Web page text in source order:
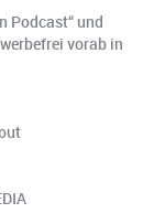
Podcast“ und
vorab in